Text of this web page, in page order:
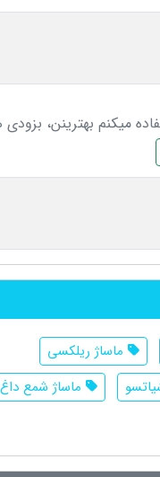
میکنم بهترینن، بزودی
ماساژ ریلکسی
ماساژ شمع داغ